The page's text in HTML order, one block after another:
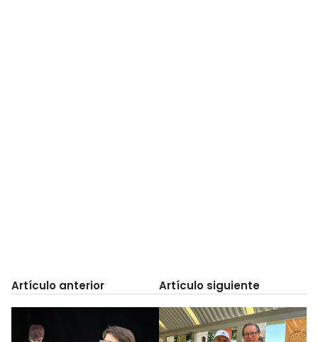
Artículo anterior Artículo siguiente